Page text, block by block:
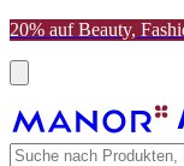
20% auf Beauty,